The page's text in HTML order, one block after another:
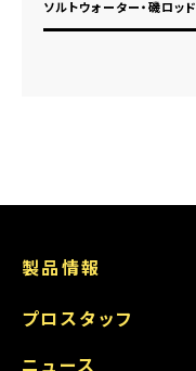
ソルトウォーター・磯ロッド
製品情報
プロスタッフ
ニュース